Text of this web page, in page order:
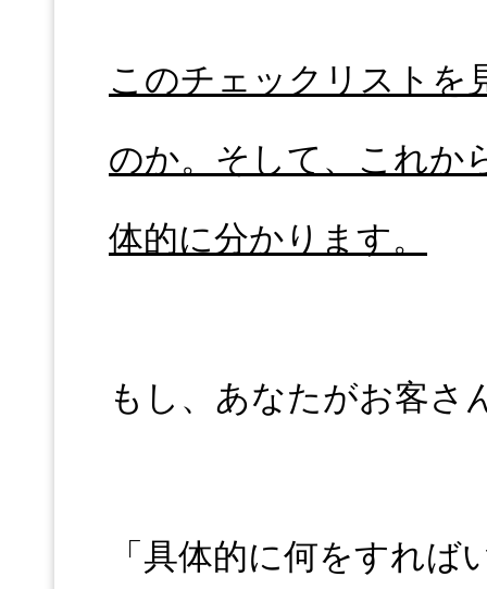
このチェックリストを
のか。そして、これか
体的に分かります。
もし、あなたがお客さ
「具体的に何をすれば